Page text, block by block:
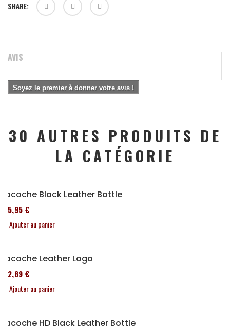
SHARE:
AVIS
Soyez le premier à donner votre avis !
30 AUTRES PRODUITS DE
LA CATÉGORIE
Sacoche Black Leather Bottle
185,95 €
Ajouter au panier
Sacoche Leather Logo
152,89 €
Ajouter au panier
Sacoche HD Black Leather Bottle